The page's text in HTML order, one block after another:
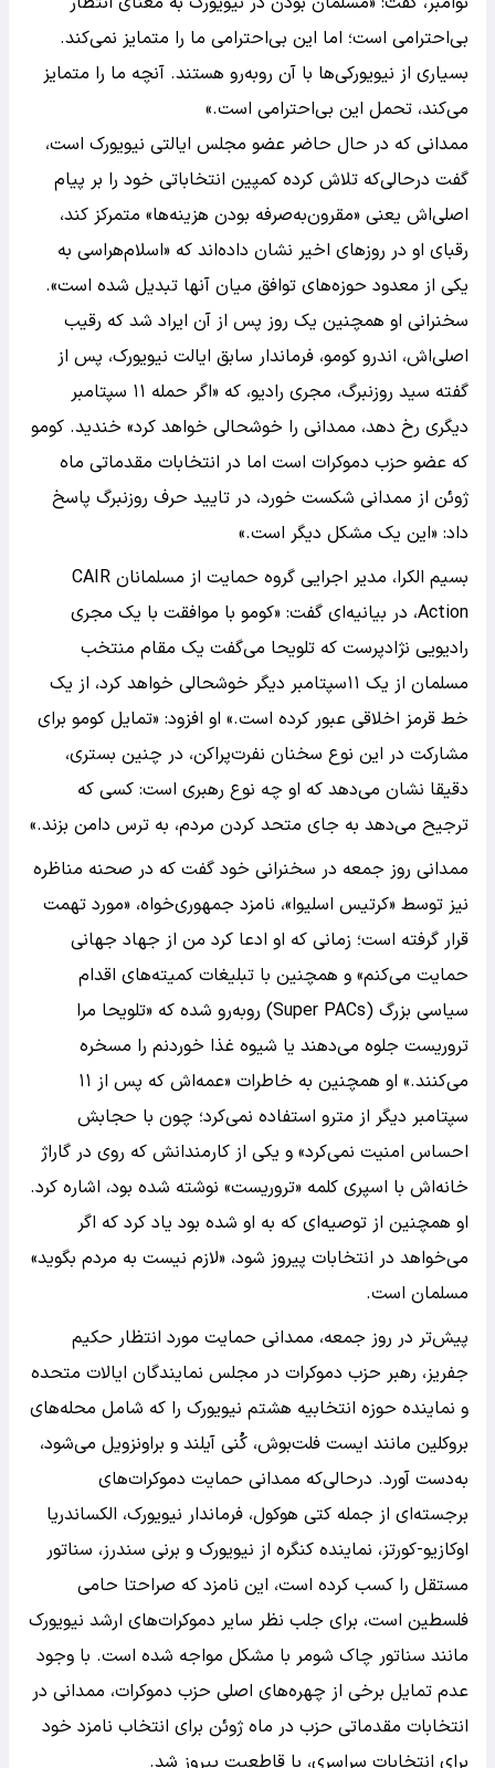
بی‌احترامی است؛ اما این بی‌احترامی ما را متمایز نمی‌کند.
بسیاری از نیویورکی‌ها با آن روبه‌رو هستند. آنچه ما را متمایز
می‌کند، تحمل این بی‌احترامی است.»
ممدانی که در حال حاضر عضو مجلس ایالتی نیویورک است،
گفت درحالی‌که تلاش کرده کمپین انتخاباتی خود را بر پیام
اصلی‌اش یعنی «مقرون‌به‌صرفه بودن هزینه‌ها» متمرکز کند،
رقبای او در روزهای اخیر نشان داده‌اند که «اسلام‌هراسی به
یکی از معدود حوزه‌های توافق میان آنها تبدیل شده است».
سخنرانی او همچنین یک روز پس از آن ایراد شد که رقیب
اصلی‌اش، اندرو کومو، فرماندار سابق ایالت نیویورک، پس از
گفته‌ سید روزنبرگ، مجری رادیو، که «اگر حمله ۱۱ سپتامبر
دیگری رخ دهد، ممدانی را خوشحالی خواهد کرد» خندید. کومو
که عضو حزب دموکرات است اما در انتخابات مقدماتی ماه
ژوئن از ممدانی شکست خورد، در تایید حرف روزنبرگ پاسخ
داد: «این یک مشکل دیگر است.»
بسیم الکرا، مدیر اجرایی گروه حمایت از مسلمانان CAIR
Action، در بیانیه‌ای گفت: «کومو با موافقت با یک مجری
رادیویی نژادپرست که تلویحا می‌گفت یک مقام منتخب
مسلمان از یک ۱۱سپتامبر دیگر خوشحالی خواهد کرد، از یک
خط قرمز اخلاقی عبور کرده است.» او افزود: «تمایل کومو برای
مشارکت در این نوع سخنان نفرت‌پراکن، در چنین بستری،
دقیقا نشان می‌دهد که او چه نوع رهبری است: کسی که
ترجیح می‌دهد به جای متحد کردن مردم، به ترس دامن بزند.»
ممدانی روز جمعه در سخنرانی خود گفت که در صحنه مناظره
نیز توسط «کرتیس اسلیوا»، نامزد جمهوری‌خواه، «مورد تهمت
قرار گرفته است؛ زمانی که او ادعا کرد من از جهاد جهانی
حمایت می‌کنم» و همچنین با تبلیغات کمیته‌های اقدام
سیاسی بزرگ (Super PACs) روبه‌رو شده که «تلویحا مرا
تروریست جلوه می‌دهند یا شیوه غذا خوردنم را مسخره
می‌کنند.» او همچنین به خاطرات «عمه‌اش که پس از ۱۱
سپتامبر دیگر از مترو استفاده نمی‌کرد؛ چون با حجابش
احساس امنیت نمی‌کرد» و یکی از کارمندانش که روی در گاراژ
خانه‌اش با اسپری کلمه «تروریست» نوشته شده بود، اشاره کرد.
او همچنین از توصیه‌ای که به او شده بود یاد کرد که اگر
می‌خواهد در انتخابات پیروز شود، «لازم نیست به مردم بگوید»
مسلمان است.
پیش‌تر در روز جمعه، ممدانی حمایت مورد انتظار حکیم
جفریز، رهبر حزب دموکرات در مجلس نمایندگان ایالات متحده
و نماینده حوزه انتخابیه هشتم نیویورک را که شامل محله‌های
بروکلین مانند ایست فلت‌بوش، کُنی آیلند و براونزویل می‌شود،
به‌دست آورد. درحالی‌که ممدانی حمایت دموکرات‌های
برجسته‌ای از جمله کتی هوکول، فرماندار نیویورک، الکساندریا
اوکازیو-کورتز، نماینده کنگره از نیویورک و برنی سندرز، سناتور
مستقل را کسب کرده است، این نامزد که صراحتا حامی
فلسطین است، برای جلب نظر سایر دموکرات‌های ارشد نیویورک
مانند سناتور چاک شومر با مشکل مواجه شده است. با وجود
عدم تمایل برخی از چهره‌های اصلی حزب دموکرات، ممدانی در
انتخابات مقدماتی حزب در ماه ژوئن برای انتخاب نامزد خود
برای انتخابات سراسری، با قاطعیت پیروز شد.